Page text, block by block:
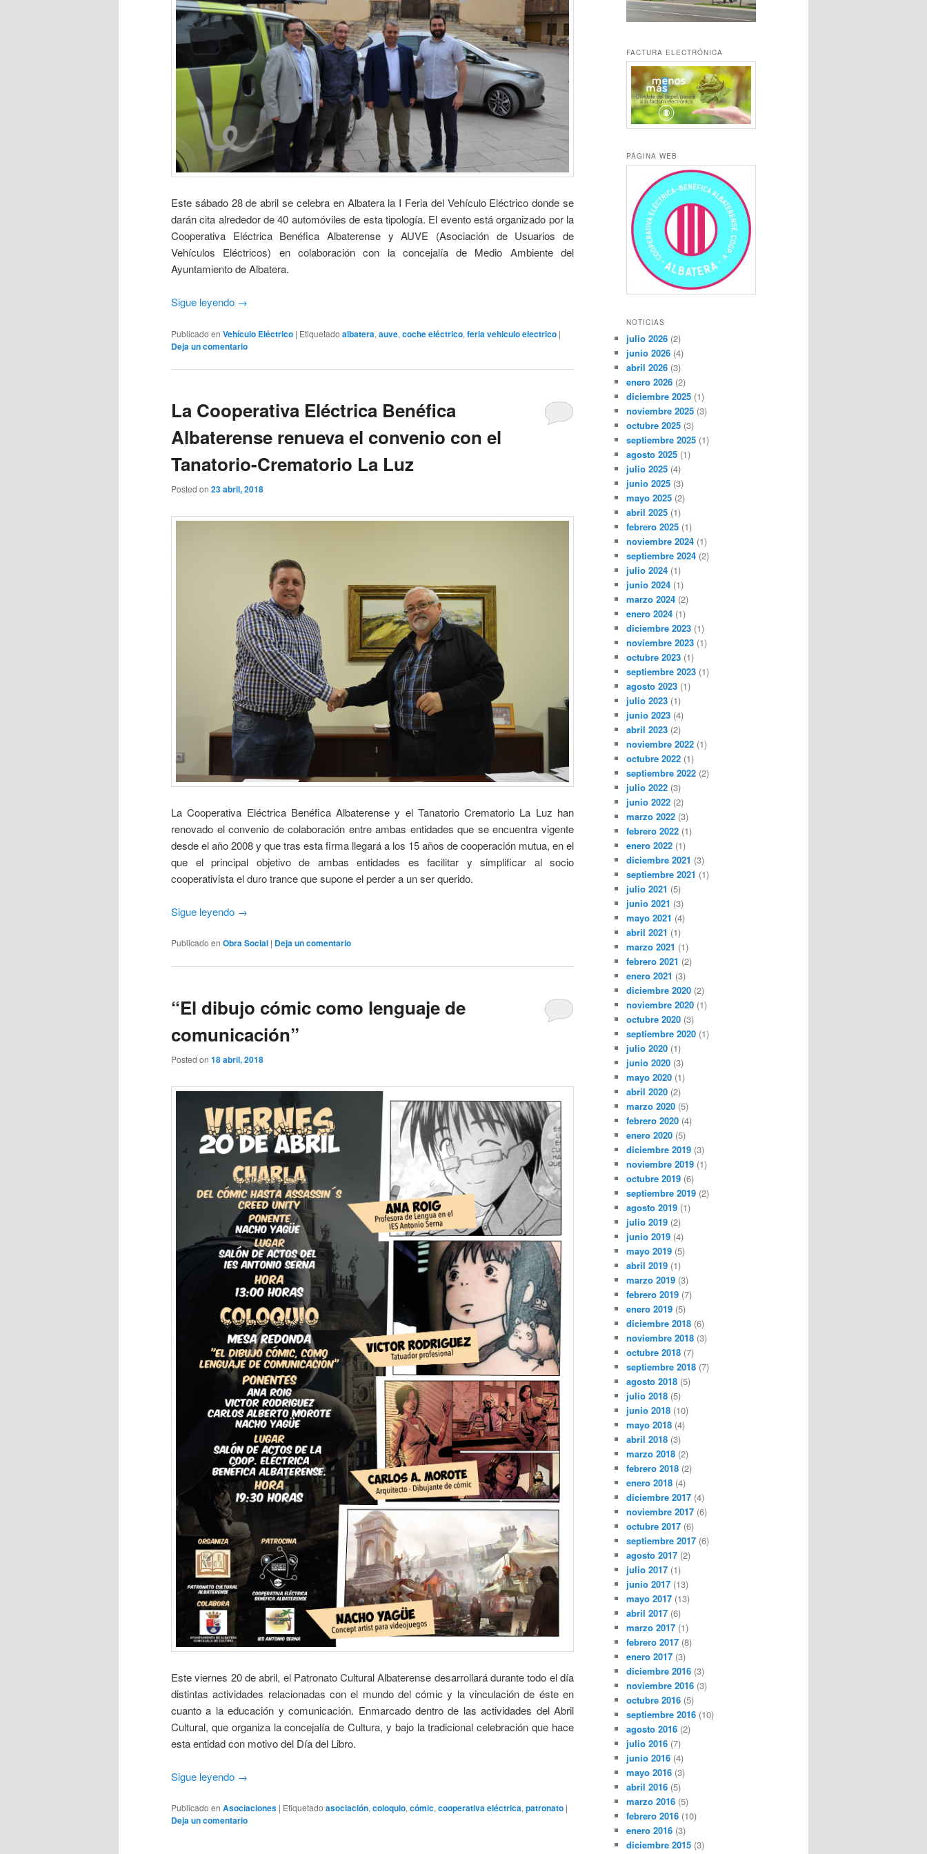
Este sábado 28 de abril se celebra en Albatera la I Feria del Vehículo Eléctrico donde se
darán cita alrededor de 40 automóviles de esta tipología. El evento está organizado por la
Cooperativa Eléctrica Benéfica Albaterense y AUVE (Asociación de Usuarios de
Vehículos Eléctricos) en colaboración con la concejalía de Medio Ambiente del
Ayuntamiento de Albatera.
Sigue leyendo →
Publicado en Vehículo Eléctrico | Etiquetado albatera, auve, coche eléctrico, feria vehiculo electrico |
Deja un comentario
La Cooperativa Eléctrica Benéfica
Albaterense renueva el convenio con el
Tanatorio-Crematorio La Luz
Posted on 23 abril, 2018
La Cooperativa Eléctrica Benéfica Albaterense y el Tanatorio Crematorio La Luz han
renovado el convenio de colaboración entre ambas entidades que se encuentra vigente
desde el año 2008 y que tras esta firma llegará a los 15 años de cooperación mutua, en el
que el principal objetivo de ambas entidades es facilitar y simplificar al socio
cooperativista el duro trance que supone el perder a un ser querido.
Sigue leyendo →
Publicado en Obra Social | Deja un comentario
“El dibujo cómic como lenguaje de
comunicación”
Posted on 18 abril, 2018
Este viernes 20 de abril, el Patronato Cultural Albaterense desarrollará durante todo el día
distintas actividades relacionadas con el mundo del cómic y la vinculación de éste en
cuanto a la educación y comunicación. Enmarcado dentro de las actividades del Abril
Cultural, que organiza la concejalía de Cultura, y bajo la tradicional celebración que hace
esta entidad con motivo del Día del Libro.
Sigue leyendo →
Publicado en Asociaciones | Etiquetado asociación,coloquio,cómic,cooperativa eléctrica,patronato |
Deja un comentario
FACTURA ELECTRÓNICA
PÁGINA WEB
NOTICIAS
julio 2026 (2)
junio 2026 (4)
abril 2026 (3)
enero 2026 (2)
diciembre 2025 (1)
noviembre 2025 (3)
octubre 2025 (3)
septiembre 2025 (1)
agosto 2025 (1)
julio 2025 (4)
junio 2025 (3)
mayo 2025 (2)
abril 2025 (1)
febrero 2025 (1)
noviembre 2024 (1)
septiembre 2024 (2)
julio 2024 (1)
junio 2024 (1)
marzo 2024 (2)
enero 2024 (1)
diciembre 2023 (1)
noviembre 2023 (1)
octubre 2023 (1)
septiembre 2023 (1)
agosto 2023 (1)
julio 2023 (1)
junio 2023 (4)
abril 2023 (2)
noviembre 2022 (1)
octubre 2022 (1)
septiembre 2022 (2)
julio 2022 (3)
junio 2022 (2)
marzo 2022 (3)
febrero 2022 (1)
enero 2022 (1)
diciembre 2021 (3)
septiembre 2021 (1)
julio 2021 (5)
junio 2021 (3)
mayo 2021 (4)
abril 2021 (1)
marzo 2021 (1)
febrero 2021 (2)
enero 2021 (3)
diciembre 2020 (2)
noviembre 2020 (1)
octubre 2020 (3)
septiembre 2020 (1)
julio 2020 (1)
junio 2020 (3)
mayo 2020 (1)
abril 2020 (2)
marzo 2020 (5)
febrero 2020 (4)
enero 2020 (5)
diciembre 2019 (3)
noviembre 2019 (1)
octubre 2019 (6)
septiembre 2019 (2)
agosto 2019 (1)
julio 2019 (2)
junio 2019 (4)
mayo 2019 (5)
abril 2019 (1)
marzo 2019 (3)
febrero 2019 (7)
enero 2019 (5)
diciembre 2018 (6)
noviembre 2018 (3)
octubre 2018 (7)
septiembre 2018 (7)
agosto 2018 (5)
julio 2018 (5)
junio 2018 (10)
mayo 2018 (4)
abril 2018 (3)
marzo 2018 (2)
febrero 2018 (2)
enero 2018 (4)
diciembre 2017 (4)
noviembre 2017 (6)
octubre 2017 (6)
septiembre 2017 (6)
agosto 2017 (2)
julio 2017 (1)
junio 2017 (13)
mayo 2017 (13)
abril 2017 (6)
marzo 2017 (1)
febrero 2017 (8)
enero 2017 (3)
diciembre 2016 (3)
noviembre 2016 (3)
octubre 2016 (5)
septiembre 2016 (10)
agosto 2016 (2)
julio 2016 (7)
junio 2016 (4)
mayo 2016 (3)
abril 2016 (5)
marzo 2016 (5)
febrero 2016 (10)
enero 2016 (3)
diciembre 2015 (3)